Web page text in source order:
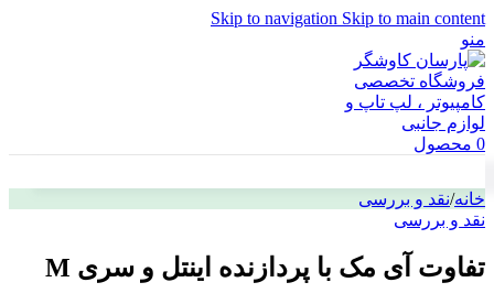
Skip to navigation Skip to main content
منو
0 محصول
خانه/نقد و بررسی
نقد و بررسی
تفاوت آی مک با پردازنده اینتل و سری M